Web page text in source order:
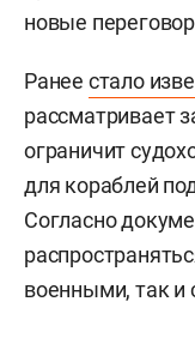
новые
Ранее стало
рассматривает
ограничит
для кораблей
Согласно
военными, так и